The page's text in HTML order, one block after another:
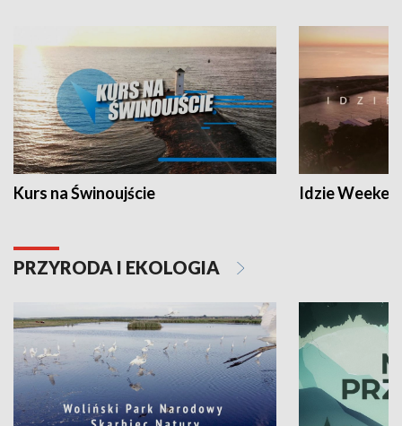
Kurs na Świnoujście Idzie
PRZYRODA I EKOLOGIA